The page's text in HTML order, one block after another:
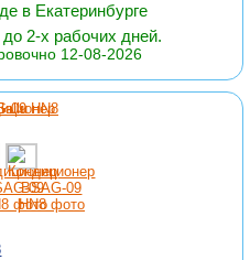
в Екатеринбурге
2-х рабочих дней.
12-08-2026